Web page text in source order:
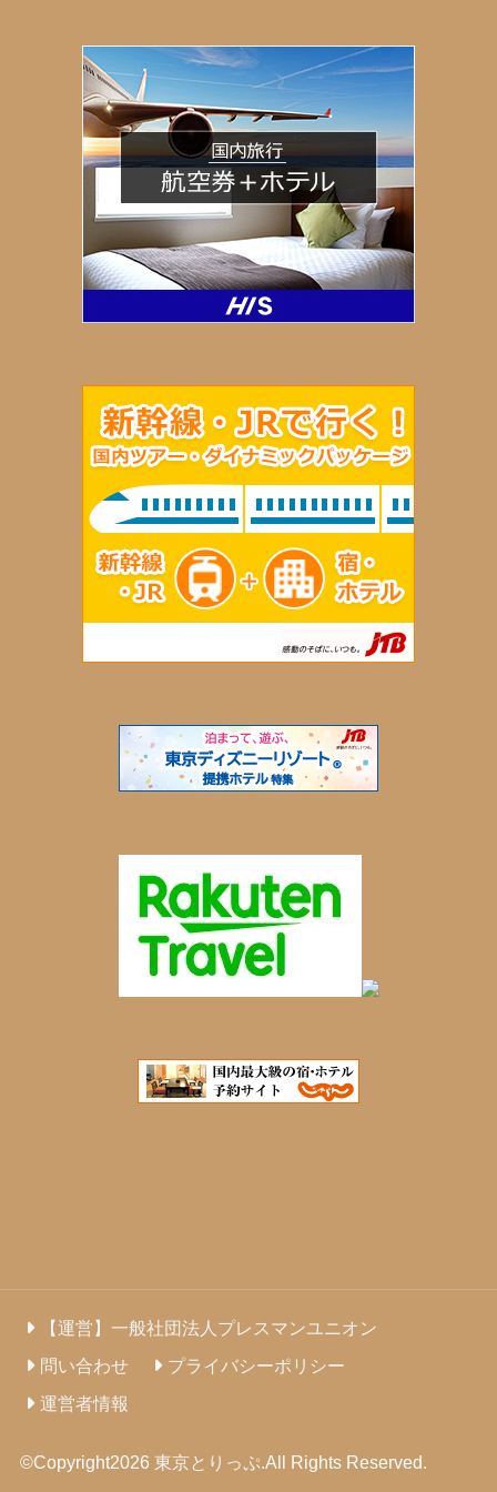
【運営】一般社団法人プレスマンユニオン
問い合わせ
プライバシーポリシー
運営者情報
©Copyright2026 東京とりっぷ.All Rights Reserved.